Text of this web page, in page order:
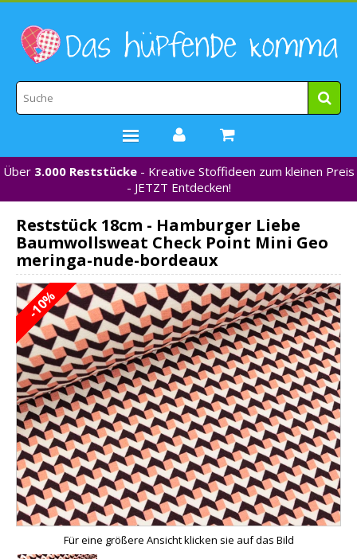
STOFFE
WEBBÄNDER
MARKEN
*NEU*
NÄHZUBEHÖR
GUTSCHEINE
% REDUZIERT %
KONTAKT
Über 3.000 Reststücke- Kreative Stoffideen zum kleinen Preis
- JETZT Entdecken!
Reststück 18cm - Hamburger Liebe
Baumwollsweat Check Point Mini Geo
meringa-nude-bordeaux
-10%
Für eine größere Ansicht klicken sie auf das Bild